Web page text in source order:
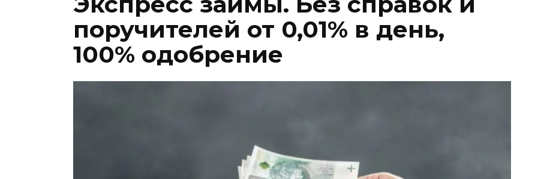
поручителей от 0,01% в день,
100% одобрение